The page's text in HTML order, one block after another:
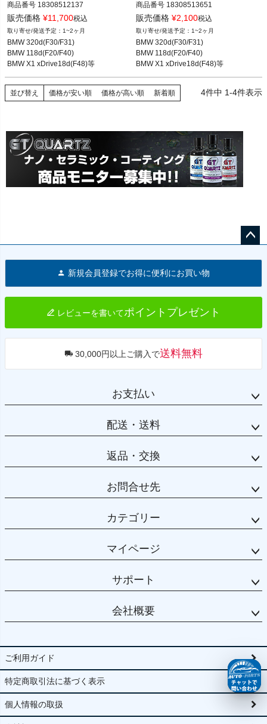
商品番号 18308512137
BMW 118d(F20) 11-19
BMW 218d(F44) 19-25
BMW 320d(F30/F31) 12-19
BMW X1 xDrive18d(F48) 15-23
BMW X2 xDrive18d(F39) 18-23
BMW X3 xDrive20d(F25) 11-17
販売価格 ¥11,700税込
1~2ヶ月
BMW 320d(F30/F31)
BMW 118d(F20/F40)
BMW X1 xDrive18d(F48)等
商品番号 18308513651
BMW 118d(F20) 11-19
BMW 218d(F44) 19-25
BMW 320d(F30/F31) 12-19
BMW X1 xDrive18d(F48) 15-23
BMW X2 xDrive18d(F39) 18-23
BMW X3 xDrive20d(F25) 11-17
販売価格 ¥2,100税込
1~2ヶ月
BMW 320d(F30/F31)
BMW 118d(F20/F40)
BMW X1 xDrive18d(F48)等
並び替え 価格が安い順 価格が高い順 新着順 4件中 1-4件表示
へ
新規会員登録でお得に便利にお買い物
レビューを書いてポイントプレゼント
30,000円以上ご購入で送料無料
お支払い
配送・送料
返品・交換
お問合せ先
カテゴリー
マイページ
サポート
会社概要
ご利用ガイド
特定商取引法に基づく表示
個人情報の取扱